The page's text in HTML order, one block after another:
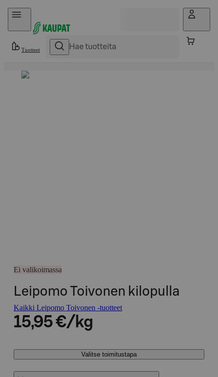
Hyppää sisältöön
Tuotteet
Ei valikoimassa
Leipomo Toivonen kilopulla
Kaikki Leipomo Toivonen -tuotteet
15,95 €/kg
Valitse toimitustapa